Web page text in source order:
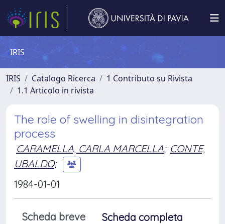
IRIS
IRIS Catalogo Ricerca
1 Contributo su Rivista
1.1 Articolo in rivista
The role of swelling in disintegration
process
CARAMELLA, CARLA MARCELLA; CONTE,
UBALDO;
1984-01-01
Scheda breve
Scheda completa